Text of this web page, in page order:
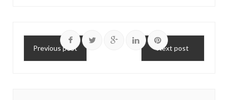
Previous post Next post